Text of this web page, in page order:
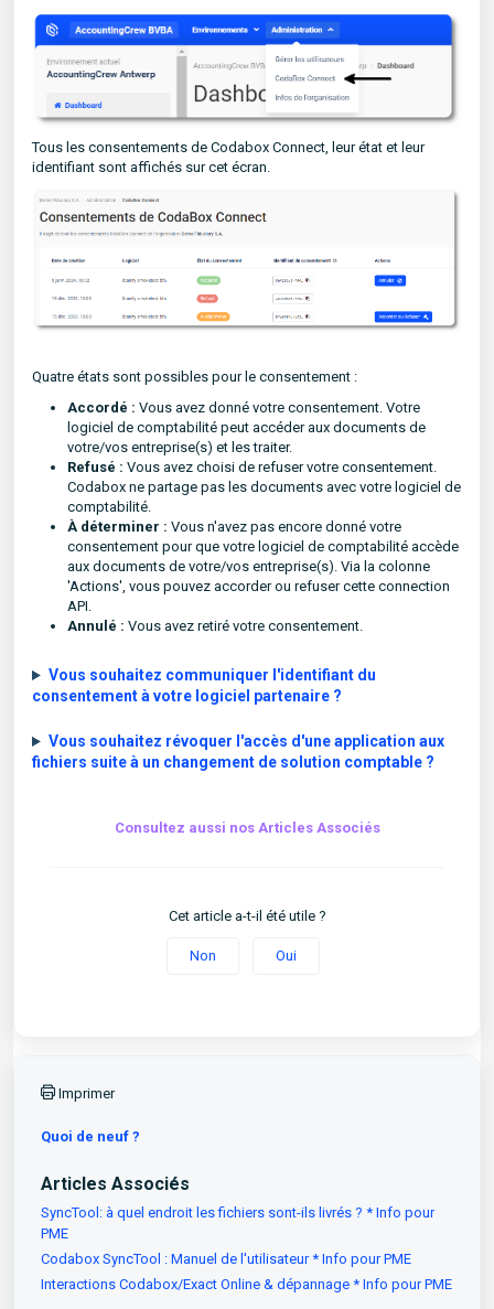
Tous les consentements de Codabox Connect, leur état et leur
identifiant sont affichés sur cet écran.
Quatre états sont possibles pour le consentement :
Accordé : Vous avez donné votre consentement. Votre
logiciel de comptabilité peut accéder aux documents de
votre/vos entreprise(s) et les traiter.
Refusé : Vous avez choisi de refuser votre consentement.
Codabox ne partage pas les documents avec votre logiciel de
comptabilité.
À déterminer : Vous n'avez pas encore donné votre
consentement pour que votre logiciel de comptabilité accède
aux documents de votre/vos entreprise(s). Via la colonne
'Actions', vous pouvez accorder ou refuser cette connection
API.
Annulé : Vous avez retiré votre consentement.
Vous souhaitez communiquer l'identifiant du
consentement à votre logiciel partenaire ?
Vous souhaitez révoquer l'accès d'une application aux
fichiers suite à un changement de solution comptable ?
Consultez aussi nos Articles Associés
Cet article a-t-il été utile ?
Non Oui
Imprimer
Quoi de neuf ?
Articles Associés
SyncTool: à quel endroit les fichiers sont-ils livrés ? * Info pour
PME
Codabox SyncTool : Manuel de l'utilisateur * Info pour PME
Interactions Codabox/Exact Online & dépannage * Info pour PME